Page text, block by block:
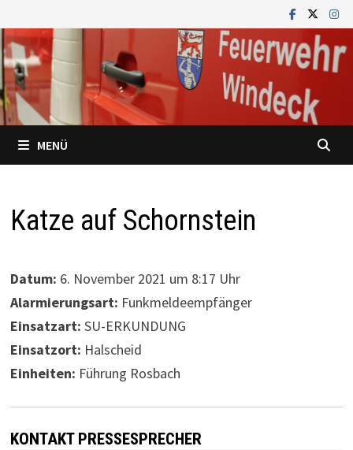
Inhalt
springen
MENÜ
Katze auf Schornstein
Datum: 6. November 2021 um 8:17 Uhr
Alarmierungsart: Funkmeldeempfänger
Einsatzart: SU-ERKUNDUNG
Einsatzort: Halscheid
Einheiten: Führung Rosbach
KONTAKT PRESSESPRECHER